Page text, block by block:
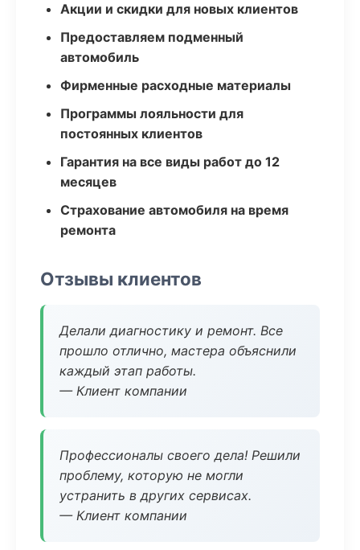
Акции и скидки для новых клиентов
Предоставляем подменный
автомобиль
Фирменные расходные материалы
Программы лояльности для
постоянных клиентов
Гарантия на все виды работ до 12
месяцев
Страхование автомобиля на время
ремонта
Отзывы клиентов
Делали диагностику и ремонт. Все
прошло отлично, мастера объяснили
каждый этап работы.
— Клиент компании
Профессионалы своего дела! Решили
проблему, которую не могли
устранить в других сервисах.
— Клиент компании